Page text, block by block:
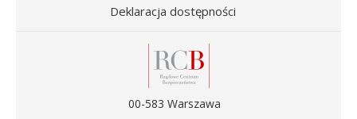
Deklaracja dostępności
00-583 Warszawa